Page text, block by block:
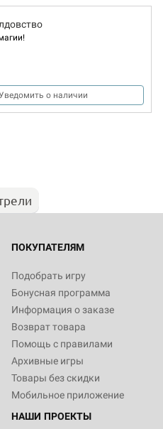
о наличии
ПОКУПАТЕЛЯМ
Подобрать игру
Бонусная программа
Информация о заказе
Возврат товара
Помощь с правилами
Архивные игры
Товары без скидки
Мобильное приложение
НАШИ ПРОЕКТЫ